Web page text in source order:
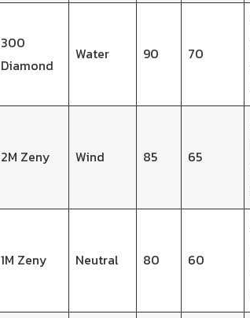
300
Diamond
Water 90 70
2M Zeny Wind 85 65
1M Zeny Neutral 80 60